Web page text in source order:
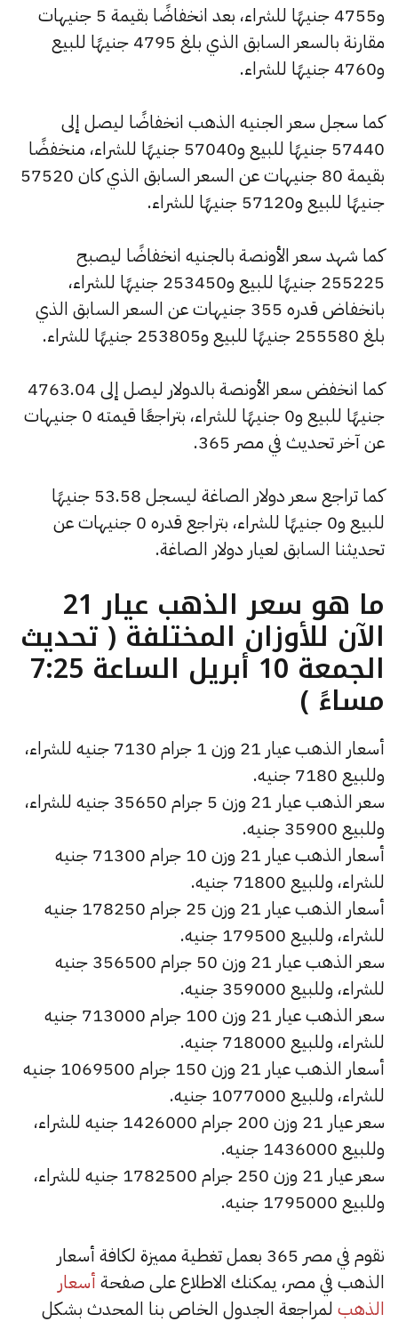
و4755 جنيهًا للشراء، بعد انخفاضًا بقيمة 5 جنيهات
مقارنة بالسعر السابق الذي بلغ 4795 جنيهًا للبيع
و4760 جنيهًا للشراء.
كما سجل سعر الجنيه الذهب انخفاضًا ليصل إلى
57440 جنيهًا للبيع و57040 جنيهًا للشراء، منخفضًا
بقيمة 80 جنيهات عن السعر السابق الذي كان 57520
جنيهًا للبيع و57120 جنيهًا للشراء.
كما شهد سعر الأونصة بالجنيه انخفاضًا ليصبح
255225 جنيهًا للبيع و253450 جنيهًا للشراء،
بانخفاض قدره 355 جنيهات عن السعر السابق الذي
بلغ 255580 جنيهًا للبيع و253805 جنيهًا للشراء.
كما انخفض سعر الأونصة بالدولار ليصل إلى 4763.04
جنيهًا للبيع و0 جنيهًا للشراء، بتراجعًا قيمته 0 جنيهات
عن آخر تحديث في مصر 365.
كما تراجع سعر دولار الصاغة ليسجل 53.58 جنيهًا
للبيع و0 جنيهًا للشراء، بتراجع قدره 0 جنيهات عن
تحديثنا السابق لعيار دولار الصاغة.
ما هو سعر الذهب عيار 21
الآن للأوزان المختلفة ( تحديث
الجمعة 10 أبريل الساعة 7:25
مساءً )
أسعار الذهب عيار 21 وزن 1 جرام 7130 جنيه للشراء،
وللبيع 7180 جنيه.
سعر الذهب عيار 21 وزن 5 جرام 35650 جنيه للشراء،
وللبيع 35900 جنيه.
أسعار الذهب عيار 21 وزن 10 جرام 71300 جنيه
للشراء، وللبيع 71800 جنيه.
أسعار الذهب عيار 21 وزن 25 جرام 178250 جنيه
للشراء، وللبيع 179500 جنيه.
سعر الذهب عيار 21 وزن 50 جرام 356500 جنيه
للشراء، وللبيع 359000 جنيه.
سعر الذهب عيار 21 وزن 100 جرام 713000 جنيه
للشراء، وللبيع 718000 جنيه.
أسعار الذهب عيار 21 وزن 150 جرام 1069500 جنيه
للشراء، وللبيع 1077000 جنيه.
سعر عيار 21 وزن 200 جرام 1426000 جنيه للشراء،
وللبيع 1436000 جنيه.
سعر عيار 21 وزن 250 جرام 1782500 جنيه للشراء،
وللبيع 1795000 جنيه.
نقوم في مصر 365 بعمل تغطية مميزة لكافة أسعار
الذهب في مصر، يمكنك الاطلاع على صفحة أسعار
الذهب لمراجعة الجدول الخاص بنا المحدث بشكل